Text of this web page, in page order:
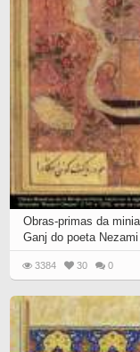
Obras-primas da
Ganj do poeta
3384 30 0